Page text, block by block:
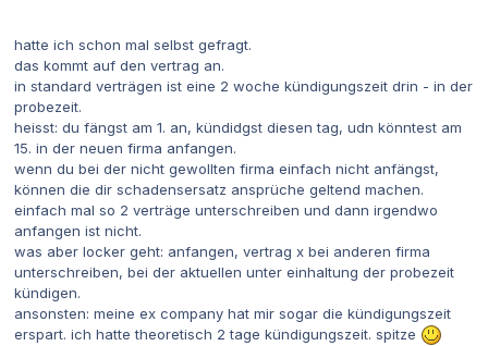
hatte ich schon mal selbst gefragt.
das kommt auf den vertrag an.
in standard verträgen ist eine 2 woche kündigungszeit drin - in der
probezeit.
heisst: du fängst am 1. an, kündidgst diesen tag, udn könntest am
15. in der neuen firma anfangen.
wenn du bei der nicht gewollten firma einfach nicht anfängst,
können die dir schadensersatz ansprüche geltend machen.
einfach mal so 2 verträge unterschreiben und dann irgendwo
anfangen ist nicht.
was aber locker geht: anfangen, vertrag x bei anderen firma
unterschreiben, bei der aktuellen unter einhaltung der probezeit
kündigen.
ansonsten: meine ex company hat mir sogar die kündigungszeit
erspart. ich hatte theoretisch 2 tage kündigungszeit. spitze